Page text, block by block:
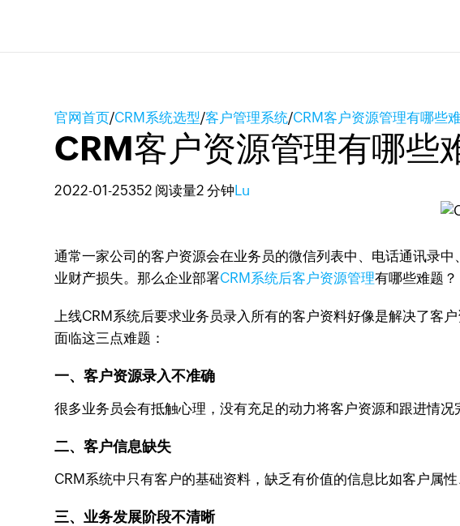
官网首页/CRM系统选型/客户管理系统/CRM客户资源管理有哪些
CRM客户资源管理有哪些
2022-01-25352 阅读量2 分钟 Lu
通常一家公司的客户资源会在业务员的微信列表中、电话通讯录
业财产损失。那么企业部署CRM系统后客户资源管理有哪些难题？
上线CRM系统后要求业务员录入所有的客户资料好像是解决了客
面临这三点难题：
一、客户资源录入不准确
很多业务员会有抵触心理，没有充足的动力将客户资源和跟进情
二、客户信息缺失
CRM系统中只有客户的基础资料，缺乏有价值的信息比如客户属
三、业务发展阶段不清晰